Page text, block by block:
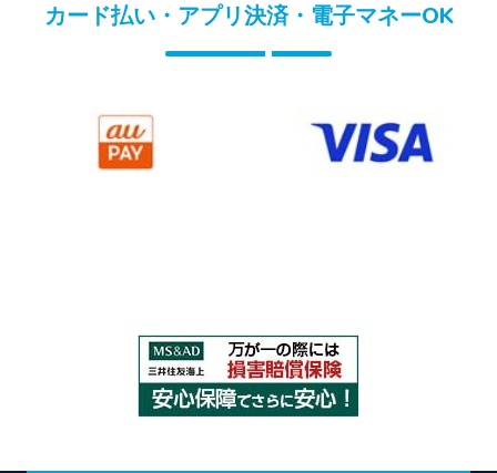
カード払い・アプリ決済・電子マネーOK